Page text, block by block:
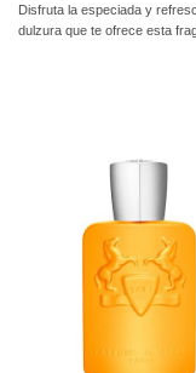
Disfruta la especiada y
dulzura que te ofrece esta